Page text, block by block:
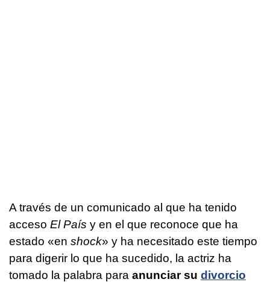
A través de un comunicado al que ha tenido
acceso El País y en el que reconoce que ha
estado «en shock» y ha necesitado este tiempo
para digerir lo que ha sucedido, la actriz ha
tomado la palabra para anunciar su divorcio